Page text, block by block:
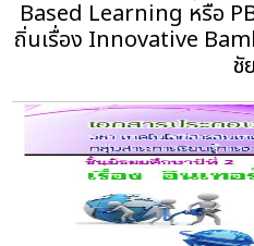
Based Learning หรือ
ถิ่นเรื่อง Innovative
ชัย